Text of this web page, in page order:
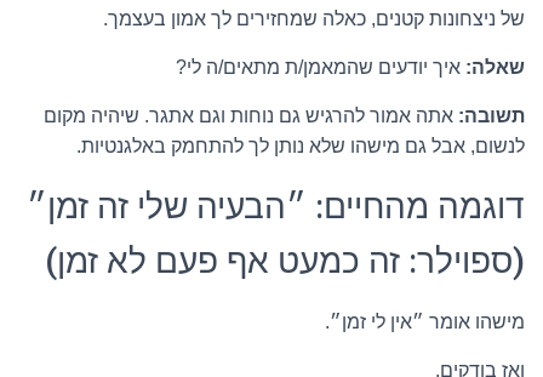
של ניצחונות קטנים, כאלה שמחזירים לך אמון בעצמך.
שאלה: איך יודעים שהמאמן/ת מתאים/ה לי?
תשובה: אתה אמור להרגיש גם נוחות וגם אתגר. שיהיה מקום
לנשום, אבל גם מישהו שלא נותן לך להתחמק באלגנטיות.
דוגמה מהחיים: ״הבעיה שלי זה זמן״
(ספוילר: זה כמעט אף פעם לא זמן)
מישהו אומר ״אין לי זמן״.
ואז בודקים.